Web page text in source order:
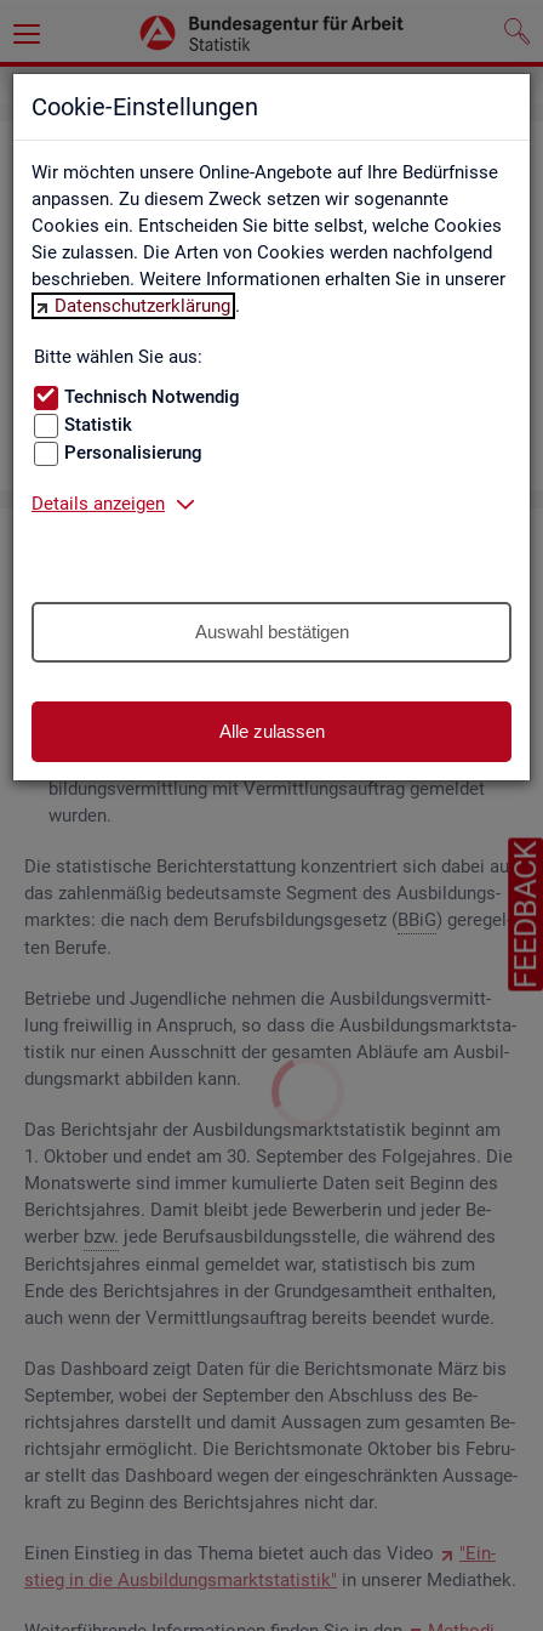
Cookie-Einstellungen
Wir möchten unsere Online-Angebote auf Ihre Bedürfnisse
anpassen. Zu diesem Zweck setzen wir sogenannte
Cookies ein. Entscheiden Sie bitte selbst, welche Cookies
Sie zulassen. Die Arten von Cookies werden nachfolgend
beschrieben. Weitere Informationen erhalten Sie in unserer
Datenschutzerklärung .
Bitte wählen Sie aus:
Technisch Notwendig
Statistik
Personalisierung
Details anzeigen
Auswahl bestätigen
Alle zulassen
Aus­bil­dungs­markt
Das Da­sh­board zeigt die wich­tigs­ten Daten zum Aus­bil­dungs­
markt in in­ter­ak­ti­ven Gra­fi­ken und Ta­bel­len. Für Deutsch­land,
Län­der, Krei­se, Agen­tur­be­zir­ke und Ar­beits­markt­re­gio­nen bil­
det es ge­mel­de­te Be­wer­be­rin­nen und Be­wer­ber sowie Be­rufs­
aus­bil­dungs­stel­len nach ge­frag­ten Merk­ma­len ab, bei­spiels­
wei­se Be­ru­fe. Neue Daten gibt es mo­nat­lich für März bis Sep­
DieAus­bil­dungs­markt­sta­tis­tik be­rich­tet über
Be­wer­be­rin­nen und Be­wer­ber für Be­rufs­aus­bil­
der Agen­tu­ren für Ar­beit undJob­cen­terzum Aus­bil­dungs­
markt in An­spruch neh­men, sowie
Be­rufs­aus­bil­dungs­stel­len, die beiAAundJCfür die Aus­
bil­dungs­ver­mitt­lung mit Ver­mitt­lungs­auf­trag ge­mel­det
wur­den.
Die sta­tis­ti­sche Be­richt­erstat­tung kon­zen­triert sich dabei auf
das zah­len­mä­ßig be­deut­sams­te Seg­ment des Aus­bil­dungs­
mark­tes: die nach dem Be­rufs­bil­dungs­ge­setz (BBiG) ge­re­gel­
ten Be­ru­fe.
Be­trie­be und Ju­gend­li­che neh­men die Aus­bil­dungs­ver­mitt­
lung frei­wil­lig in An­spruch, so dass die Aus­bil­dungs­markt­sta­
tis­tik nur einen Aus­schnitt der ge­sam­ten Ab­läu­fe am Aus­bil­
dungs­markt ab­bil­den kann.
Das Be­richts­jahr der Aus­bil­dungs­markt­sta­tis­tik be­ginnt am
1. Ok­to­ber und endet am 30. Sep­tem­ber des Fol­ge­jah­res. Die
Mo­nats­wer­te sind immer ku­mu­lier­te Daten seit Be­ginn des
Be­richts­jah­res. Damit bleibt jede Be­wer­be­rin und jeder Be­
wer­ber bzw. jede Be­rufs­aus­bil­dungs­stel­le, die wäh­rend des
Be­richts­jah­res ein­mal ge­mel­det war, sta­tis­tisch bis zum
Ende des Be­richts­jah­res in der Grund­ge­samt­heit ent­hal­ten,
auch wenn der Ver­mitt­lungs­auf­trag be­reits be­en­det wurde.
Das Da­sh­board zeigt Daten für die Be­richts­mo­na­te März bis
Sep­tem­ber, wobei der Sep­tem­ber den Ab­schluss des Be­
richts­jah­res dar­stellt und damit Aus­sa­gen zum ge­sam­ten Be­
richts­jahr er­mög­licht. Die Be­richts­mo­na­te Ok­to­ber bis Fe­bru­
ar stellt das Da­sh­board wegen der ein­ge­schränk­ten Aus­sa­ge­
kraft zu Be­ginn des Be­richts­jah­res nicht dar.
Einen Ein­stieg in das Thema bie­tet auch das Video
"Ein­
stieg in die Aus­bil­dungs­markt­sta­tis­tik" in un­se­rer Me­dia­thek.
FEEDBACK